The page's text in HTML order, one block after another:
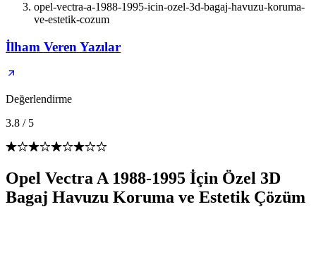
opel-vectra-a-1988-1995-icin-ozel-3d-bagaj-havuzu-koruma-
ve-estetik-cozum
İlham Veren Yazılar
Değerlendirme
3.8 / 5
Opel Vectra A 1988-1995 İçin Özel 3D
Bagaj Havuzu Koruma ve Estetik Çözüm